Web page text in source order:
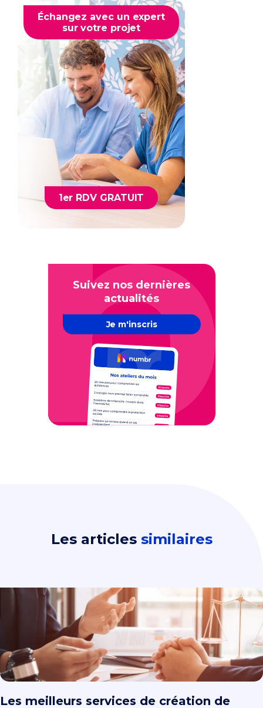
Échangez avec un expert
sur votre projet
1er RDV GRATUIT
Suivez nos dernières
actualités
Je m'inscris
Les articles similaires
Les meilleurs services de création de